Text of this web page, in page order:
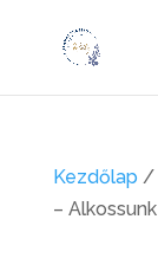
Kezdőlap /
–